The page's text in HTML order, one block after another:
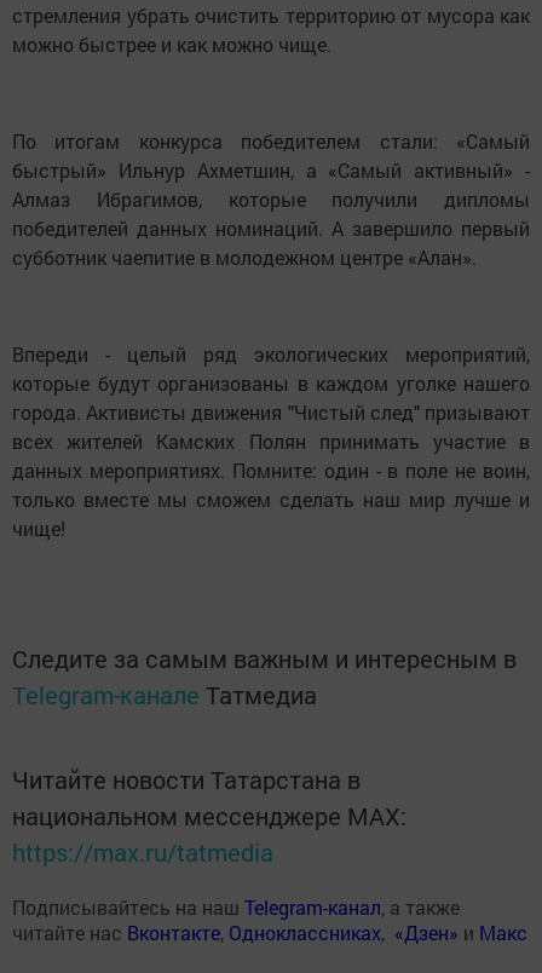
стремления убрать очистить территорию от мусора как
можно быстрее и как можно чище.
По итогам конкурса победителем стали: «Самый
быстрый» Ильнур Ахметшин, а «Самый активный» -
Алмаз Ибрагимов, которые получили дипломы
победителей данных номинаций. А завершило первый
субботник чаепитие в молодежном центре «Алан».
Впереди - целый ряд экологических мероприятий,
которые будут организованы в каждом уголке нашего
города. Активисты движения "Чистый след" призывают
всех жителей Камских Полян принимать участие в
данных мероприятиях. Помните: один - в поле не воин,
только вместе мы сможем сделать наш мир лучше и
чище!
Следите за самым важным и интересным в
Telegram-канале Татмедиа
Читайте новости Татарстана в
национальном мессенджере MАХ:
https://max.ru/tatmedia
Подписывайтесь на наш Telegram-канал, а также
читайте нас Вконтакте, Одноклассниках, «Дзен» и Макс